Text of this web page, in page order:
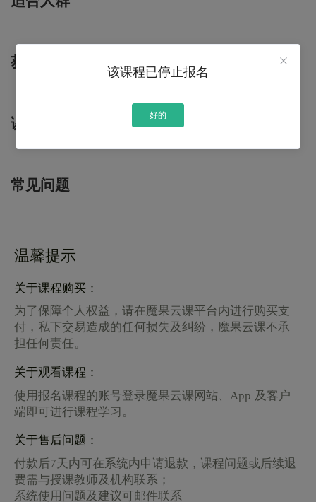
获得技能
课程大纲
常见问题
温馨提示
关于课程购买：
为了保障个人权益，请在魔果云课平台内进行购买支
付，私下交易造成的任何损失及纠纷，魔果云课不承
担任何责任。
关于观看课程：
使用报名课程的账号登录魔果云课网站、App 及客户
端即可进行课程学习。
关于售后问题：
付款后7天内可在系统内申请退款，课程问题或后续退
费需与授课教师及机构联系；
系统使用问题及建议可邮件联系
该课程已停止报名
好的